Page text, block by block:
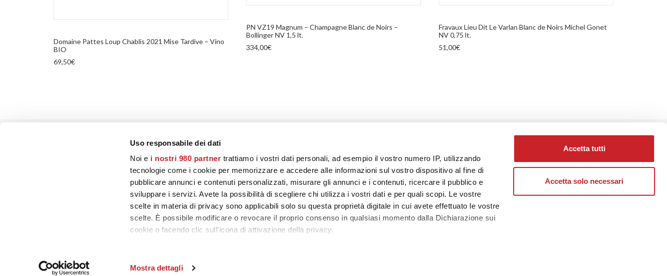
Uso responsabile dei dati
Noi e i nostri 980 partner trattiamo i vostri dati personali, ad esempio il vostro numero IP, utilizzando
tecnologie come i cookie per memorizzare e accedere alle informazioni sul vostro dispositivo al fine di
pubblicare annunci e contenuti personalizzati, misurare gli annunci e i contenuti, ricercare il pubblico e
sviluppare i servizi. Avete la possibilità di scegliere chi utilizza i vostri dati e per quali scopi. Le vostre
scelte in materia di privacy sono applicabili solo su questa proprietà digitale in cui avete effettuato le vostre
scelte. È possibile modificare o revocare il proprio consenso in qualsiasi momento dalla Dichiarazione sui
cookie o facendo clic sull'icona di attivazione della privacy.
dettagli. Puoi modificare o ritirare il tuo consenso in qualsiasi momento dalla Dichiarazione sui cookie.
Mostra dettagli
Accetta tutti
Accetta solo necessari
Domaine Pattes Loup Chablis 2021 Mise Tardive – Vino
BIO
69,50€
PN VZ19 Magnum – Champagne Blanc de Noirs –
Bollinger NV 1,5 lt.
334,00€
Fravaux Lieu Dit Le Varlan Blanc de Noirs Michel Gonet
NV 0,75 lt.
51,00€
PROSSIMO
–Contattaci
ISCRIVITI ALA NOSTRA NEWSLETTER